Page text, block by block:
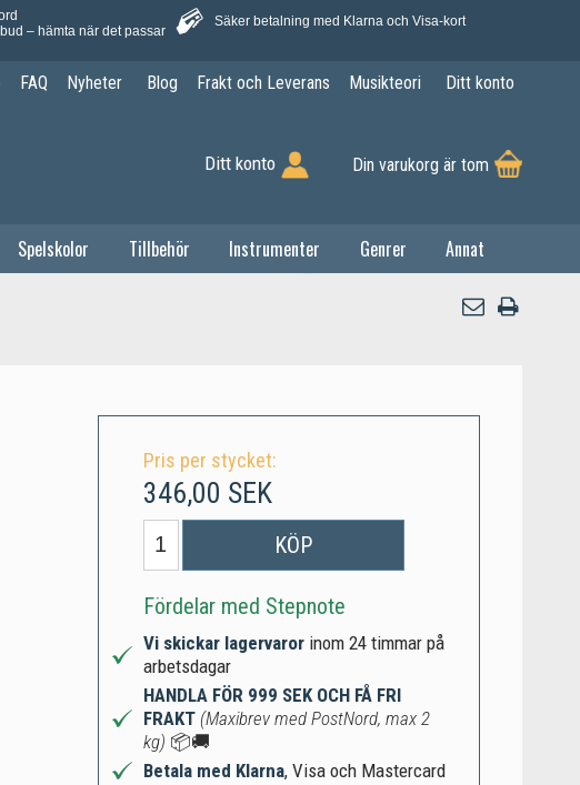
– hämta när det passar
Säker betalning med Klarna och Visa-kort
FAQ Nyheter Blog Frakt och Leverans Musikteori Ditt konto
Ditt konto Din varukorg är tom
Spelskolor Tillbehör Instrumenter Genrer Annat
Pris per stycket:
346,00 SEK
KÖP
Fördelar med Stepnote
Vi skickar lagervaror inom 24 timmar på
arbetsdagar
HANDLA FÖR 999 SEK OCH FÅ FRI
FRAKT (Maxibrev med PostNord, max 2
kg) 📦🚚
Betala med Klarna, Visa och Mastercard